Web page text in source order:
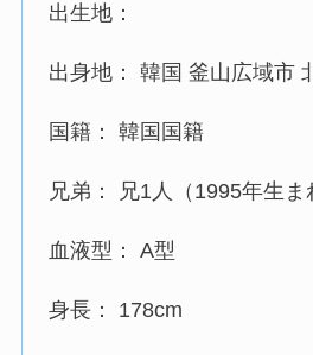
出生地：
出身地： 韓国 釜山広域市
国籍： 韓国国籍
兄弟： 兄1人（1995年生ま
血液型： A型
身長： 178cm